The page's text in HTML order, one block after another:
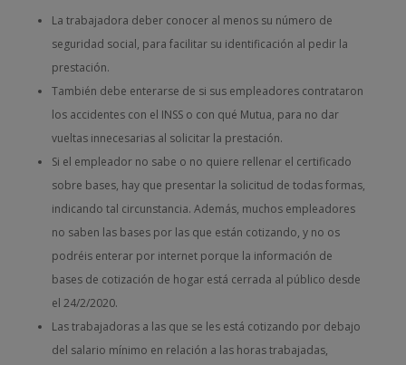
La trabajadora deber conocer al menos su número de
seguridad social, para facilitar su identificación al pedir la
prestación.
También debe enterarse de si sus empleadores contrataron
los accidentes con el INSS o con qué Mutua, para no dar
vueltas innecesarias al solicitar la prestación.
Si el empleador no sabe o no quiere rellenar el certificado
sobre bases, hay que presentar la solicitud de todas formas,
indicando tal circunstancia. Además, muchos empleadores
no saben las bases por las que están cotizando, y no os
podréis enterar por internet porque la información de
bases de cotización de hogar está cerrada al público desde
el 24/2/2020.
Las trabajadoras a las que se les está cotizando por debajo
del salario mínimo en relación a las horas trabajadas,